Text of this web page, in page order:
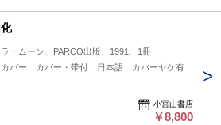
・ムーン、PARCO出版、1991、1冊
バー カバー・帯付 日本語 カバーヤケ有
小宮山書店
￥8,800